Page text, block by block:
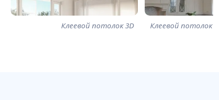
Клеевой потолок 3D Клеевой потолок